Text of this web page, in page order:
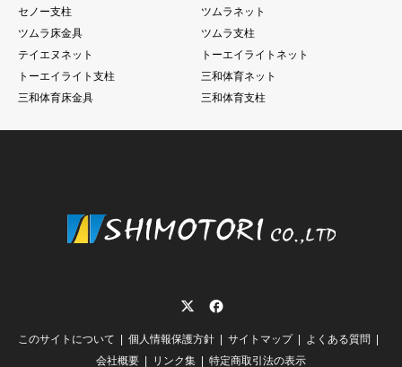
セノー支柱
ツムラネット
ツムラ床金具
ツムラ支柱
テイエヌネット
トーエイライトネット
トーエイライト支柱
三和体育ネット
三和体育床金具
三和体育支柱
このサイトについて 個人情報保護方針 サイトマップ
よくある質問
会社概要
リンク集 特定商取引法の表示